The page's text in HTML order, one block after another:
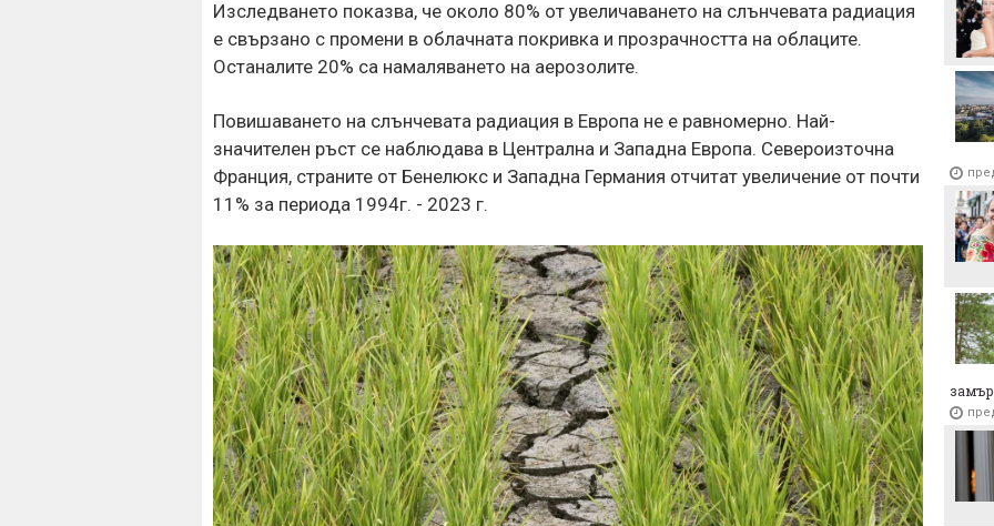
Изследването показва, че около 80% от увеличаването на слънчевата радиация
е свързано с промени в облачната покривка и прозрачността на облаците.
Останалите 20% са намаляването на аерозолите.
Повишаването на слънчевата радиация в Европа не е равномерно. Най-
значителен ръст се наблюдава в Централна и Западна Европа. Североизточна
Франция, страните от Бенелюкс и Западна Германия отчитат увеличение от почти
11% за периода 1994г. - 2023 г.